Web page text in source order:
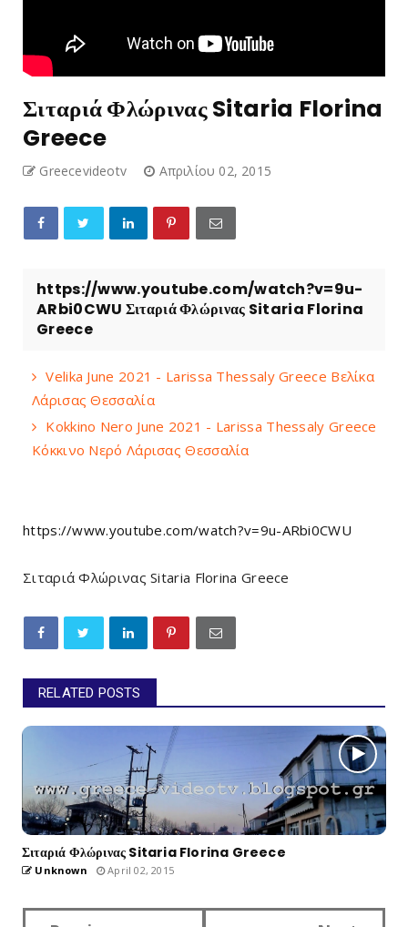
Σιταριά Φλώρινας Sitaria Florina
Greece
Greecevideotv Απριλίου 02, 2015
https://www.youtube.com/watch?v=9u-
ARbi0CWU Σιταριά Φλώρινας Sitaria Florina
Greece
Velika June 2021 - Larissa Thessaly Greece Βελίκα
Λάρισας Θεσσαλία
Kokkino Nero June 2021 - Larissa Thessaly Greece
Κόκκινο Νερό Λάρισας Θεσσαλία
https://www.youtube.com/watch?v=9u-ARbi0CWU
Σιταριά Φλώρινας Sitaria Florina Greece
RELATED POSTS
Σιταριά Φλώρινας Sitaria Florina Greece
Unknown April 02, 2015